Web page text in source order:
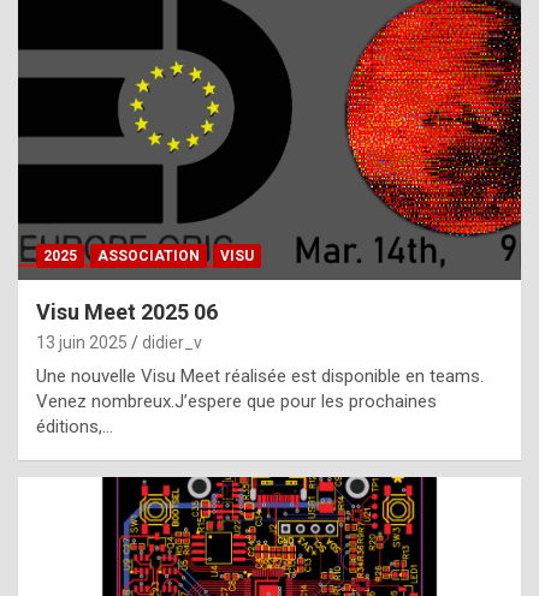
h
a
t
t
e
b
e
s
2025 ASSOCIATION VISU
Visu Meet 2025 06
13 juin 2025 didier_v
Une nouvelle Visu Meet réalisée est disponible en teams.
Venez nombreux.J’espere que pour les prochaines
éditions,…